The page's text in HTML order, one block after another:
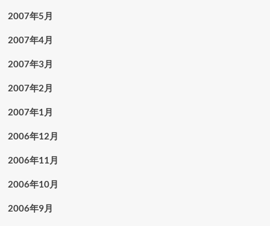
2007年5月
2007年4月
2007年3月
2007年2月
2007年1月
2006年12月
2006年11月
2006年10月
2006年9月